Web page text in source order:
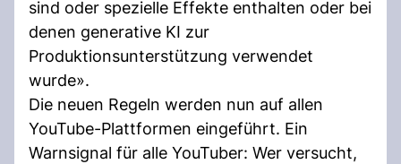
sind oder spezielle Effekte enthalten oder bei
denen generative KI zur
Produktionsunterstützung verwendet
wurde».
Die neuen Regeln werden nun auf allen
YouTube-Plattformen eingeführt. Ein
Warnsignal für alle YouTuber: Wer versucht,